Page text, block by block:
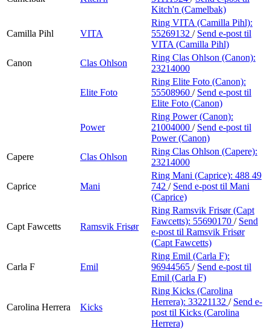
Kitch'n (Camelbak)
Camilla Pihl VITA
Ring VITA (Camilla Pihl):
55269132 / Send e-post til
VITA (Camilla Pihl)
Canon
Clas Ohlson
Ring Clas Ohlson (Canon):
23214000
Elite Foto
Ring Elite Foto (Canon):
55508960 / Send e-post til
Elite Foto (Canon)
Power
Ring Power (Canon):
21004000 / Send e-post til
Power (Canon)
Capere
Clas Ohlson
Ring Clas Ohlson (Capere):
23214000
Caprice Mani
Ring Mani (Caprice): 488 49
742 / Send e-post til Mani
(Caprice)
Capt Fawcetts Ramsvik Frisør
Ring Ramsvik Frisør (Capt
Fawcetts): 55690170 / Send
e-post til Ramsvik Frisør
(Capt Fawcetts)
Carla F Emil
Ring Emil (Carla F):
96944565 / Send e-post til
Emil (Carla F)
Carolina Herrera Kicks
Ring Kicks (Carolina
Herrera): 33221132 / Send e-
post til Kicks (Carolina
Herrera)